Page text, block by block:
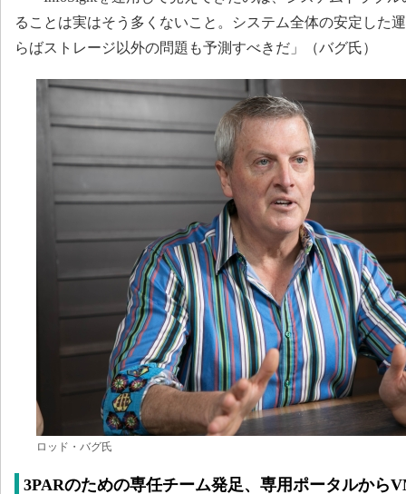
ることは実はそう多くないこと。システム全体の安定した
らばストレージ以外の問題も予測すべきだ」（バグ氏）
ロッド・バグ氏
3PARのための専任チーム発足、専用ポータルから